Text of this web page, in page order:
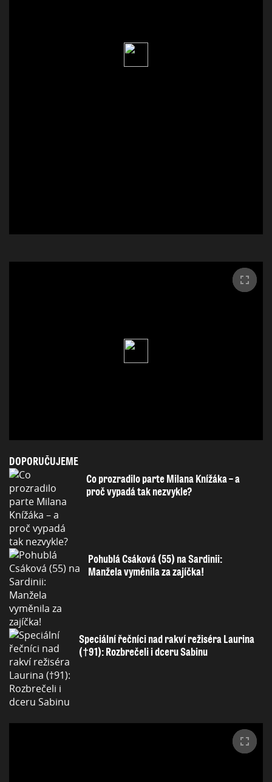
DOPORUČUJEME
Co prozradilo parte Milana Knížáka – a
proč vypadá tak nezvykle?
Pohublá Csáková (55) na Sardinii:
Manžela vyměnila za zajíčka!
Speciální řečníci nad rakví režiséra Laurina
(†91): Rozbrečeli i dceru Sabinu